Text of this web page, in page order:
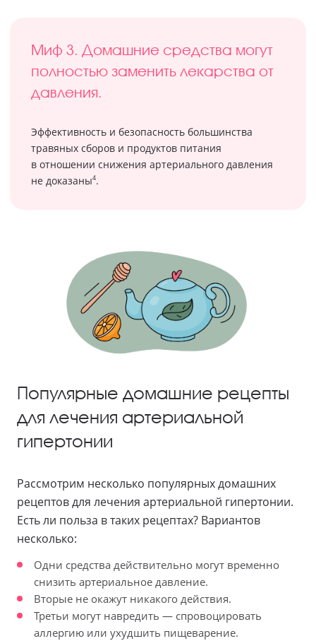
Миф 3. Домашние средства могут
полностью заменить лекарства от
давления.
Эффективность и безопасность большинства
травяных сборов и продуктов питания
в отношении снижения артериального давления
не доказаны4.
Популярные домашние рецепты
для лечения артериальной
гипертонии
Рассмотрим несколько популярных домашних
рецептов для лечения артериальной гипертонии.
Есть ли польза в таких рецептах? Вариантов
несколько:
Одни средства действительно могут временно
снизить артериальное давление.
Вторые не окажут никакого действия.
Третьи могут навредить — спровоцировать
аллергию или ухудшить пищеварение.